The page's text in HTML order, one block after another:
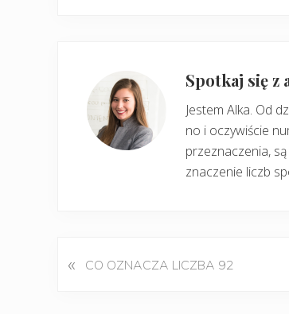
Spotkaj się z
Jestem Alka. Od
no i oczywiście
przeznaczenia,
znaczenie liczb
P
« CO OZNACZA LICZBA 92